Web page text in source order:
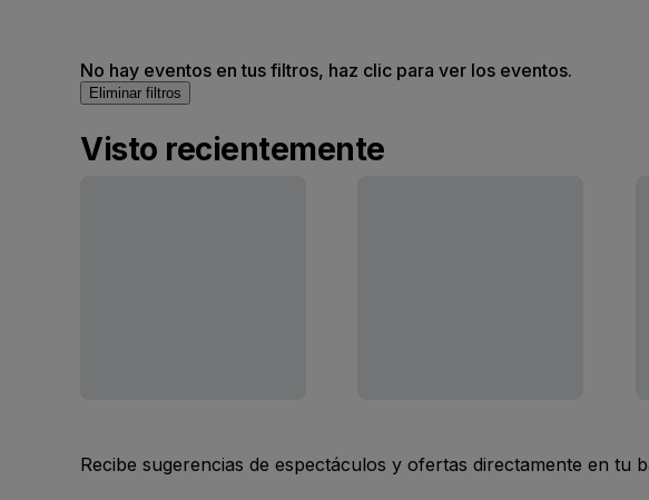
No hay eventos en tus filtros, haz clic para ver los eventos.
Eliminar filtros
Visto recientemente
Recibe sugerencias de espectáculos y ofertas directamente en tu